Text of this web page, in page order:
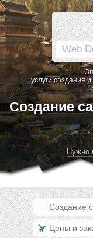
Web
услуги создания
Создание
Нужно
Создание
Цены и